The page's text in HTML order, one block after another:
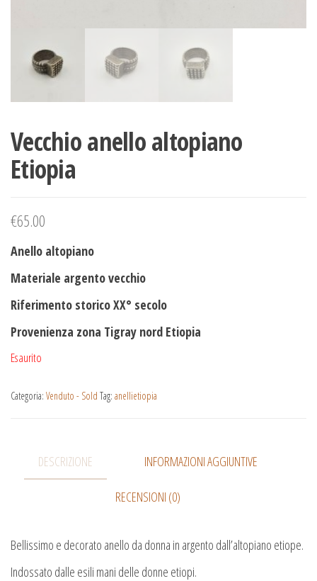
Vecchio anello altopiano
Etiopia
€65.00
Anello altopiano
Materiale argento vecchio
Riferimento storico XX° secolo
Provenienza zona Tigray nord Etiopia
Esaurito
Categoria: Venduto - Sold Tag: anellietiopia
DESCRIZIONE INFORMAZIONI AGGIUNTIVE
RECENSIONI (0)
Bellissimo e decorato anello da donna in argento dall’altopiano etiope.
Indossato dalle esili mani delle donne etiopi.